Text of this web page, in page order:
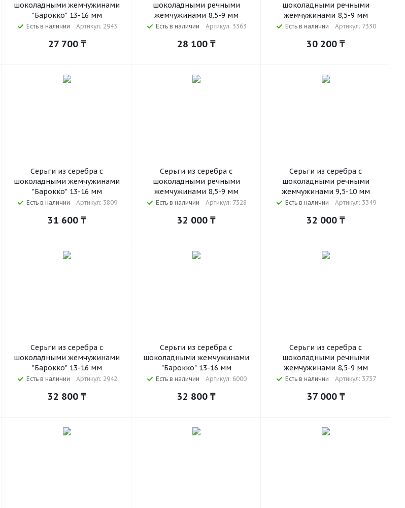
шоколадными жемчужинами
"Барокко" 13-16 мм
Есть в наличии Артикул: 2943
27 700₸
шоколадными речными
жемчужинами 8,5-9 мм
Есть в наличии Артикул: 3363
28 100 ₸
шоколадными речными
жемчужинами 8,5-9 мм
Есть в наличии Артикул: 7330
30 200 ₸
Серьги из серебра с
шоколадными жемчужинами
"Барокко" 13-16 мм
Есть в наличии Артикул: 3809
31 600 ₸
Серьги из серебра с
шоколадными речными
жемчужинами 8,5-9 мм
Есть в наличии Артикул: 7328
32 000 ₸
Серьги из серебра с
шоколадными речными
жемчужинами 9,5-10 мм
Есть в наличии Артикул: 3349
32 000 ₸
Серьги из серебра с
шоколадными жемчужинами
"Барокко" 13-16 мм
Есть в наличии Артикул: 2942
32 800 ₸
Серьги из серебра с
шоколадными жемчужинами
"Барокко" 13-16 мм
Есть в наличии Артикул: 6000
32 800 ₸
Серьги из серебра с
шоколадными речными
жемчужинами 8,5-9 мм
Есть в наличии Артикул: 3737
37 000₸